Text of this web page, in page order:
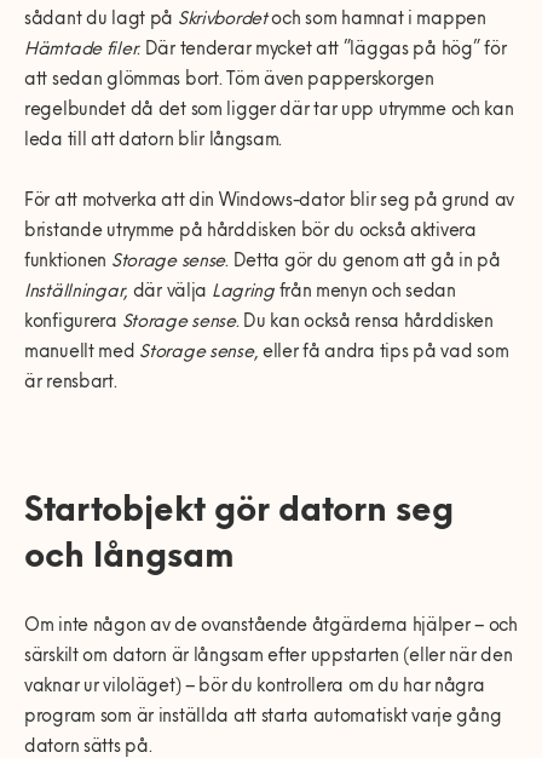
sådant du lagt på Skrivbordetoch som hamnat i mappen
Hämtade filer. Där tenderar mycket att ”läggas på hög” för
att sedan glömmas bort. Töm även papperskorgen
regelbundet då det som ligger där tar upp utrymme och kan
leda till att datorn blir långsam.
För att motverka att din Windows-dator blir seg på grund av
bristande utrymme på hårddisken bör du också aktivera
funktionen Storage sense. Detta gör du genom att gå in på
Inställningar, där välja Lagringfrån menyn och sedan
konfigurera Storage sense. Du kan också rensa hårddisken
manuellt med Storage sense, eller få andra tips på vad som
är rensbart.
Startobjekt gör datorn seg
och långsam
Om inte någon av de ovanstående åtgärderna hjälper – och
särskilt om datorn är långsam efter uppstarten (eller när den
vaknar ur viloläget) – bör du kontrollera om du har några
program som är inställda att starta automatiskt varje gång
datorn sätts på.